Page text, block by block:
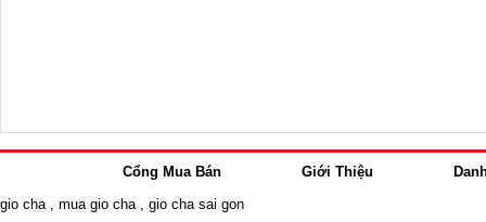
Cổng Mua Bán Giới Thiệu
gio cha
mua gio cha gio cha sai gon